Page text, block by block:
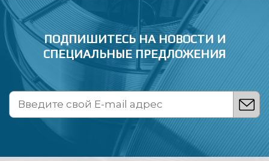
ПОДПИШИТЕСЬ НА НОВОСТИ И
СПЕЦИАЛЬНЫЕ ПРЕДЛОЖЕНИЯ